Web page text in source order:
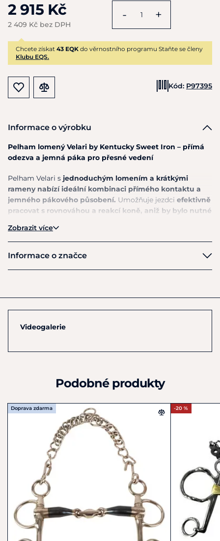
2 915 Kč
2 409 Kč bez DPH
- +
Chcete získat 43 EQK do věrnostního programu Staňte se členy
Klubu EQS.
Kód: P97395
Informace o výrobku
Pelham lomený Velari by Kentucky Sweet Iron – přímá
odezva a jemná páka pro přesné vedení
Pelham Velari s jednoduchým lomením a krátkými
rameny nabízí ideální kombinaci přímého kontaktu a
jemného pákového působení. Umožňuje jezdci efektivně
pracovat s rovnováhou a reakcí koně, aniž by bylo nutné
volbou pro koně, kteří
kontrolu v pohybu.
koni jasný signál. Tento typ udidla často vyhovuje koním s
jemnější komunikaci.
Krátká ramena pelhamu vytvářejí mírný pákový efekt,
který působí na hubu, týl i bradu
(při použití podbradního
Tento efekt pomáhá koni najít lepší rovnováhu,
lehkost v předku a větší kontrolu bez přehnaného tlaku.
lze používat se dvěma páry otěží pro přesné
dávkování pomůcek nebo s pelhamovou spojkou pro
jednodušší ovládání.
kombinace stihlového a pákového účinku v jednom
udidle
jednoduše lomený náustek pro přímou a jasnou
odezvu
Sweet Iron podporující slinění a lepší přijetí udidla
Zobrazit více
Informace o značce
Videogalerie
Podobné produkty
Doprava zdarma -20 %